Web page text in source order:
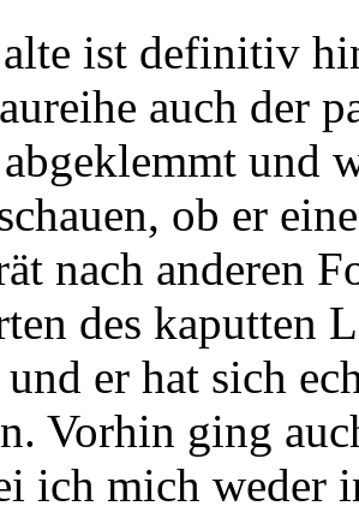
ist definitiv
auch der
und
ob er
nach anderen
des kaputten
er hat sich
Vorhin ging
ich mich weder